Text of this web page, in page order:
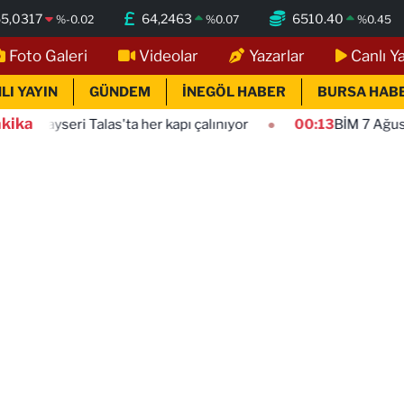
%-0.02 64,2463 %0.07 6510.40 %0.45
Foto Galeri Videolar Yazarlar Canlı
YAYIN GÜNDEM İNEGÖL HABER BURSA
her kapı çalınıyor 00:13BİM 7 Ağustos 2026